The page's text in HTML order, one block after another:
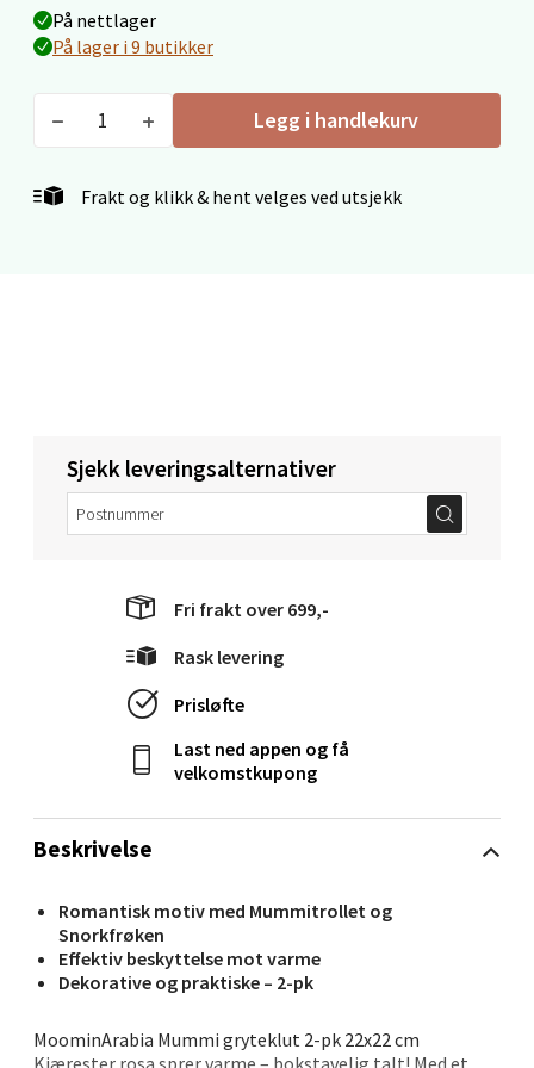
På nettlager
På lager i 9 butikker
Legg i handlekurv
Frakt og klikk & hent velges ved utsjekk
Beskrivelse
Romantisk motiv med Mummitrollet og
Snorkfrøken
Effektiv beskyttelse mot varme
Dekorative og praktiske – 2-pk
MoominArabia Mummi gryteklut 2-pk 22x22 cm
Kjærester rosa sprer varme – bokstavelig talt! Med et
Sjekk leveringsalternativer
Fri frakt over 699,-
Rask levering
Prisløfte
Last ned appen og få
velkomstkupong
Rana
Fridtjof Nansensgate 22, 8622 Mo i Rana
Åpent i dag 09-19
4 i butikk
Velg
Molde - Moldetorget
Torget 1, 6413 Molde
Åpent i dag 10-20
0 i butikk
Narvik - Thon Senter
Malmporten
Bolagsgata 1, 8514 Narvik